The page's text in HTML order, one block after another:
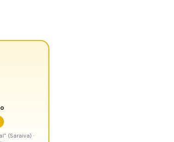
(Saraiva) ·